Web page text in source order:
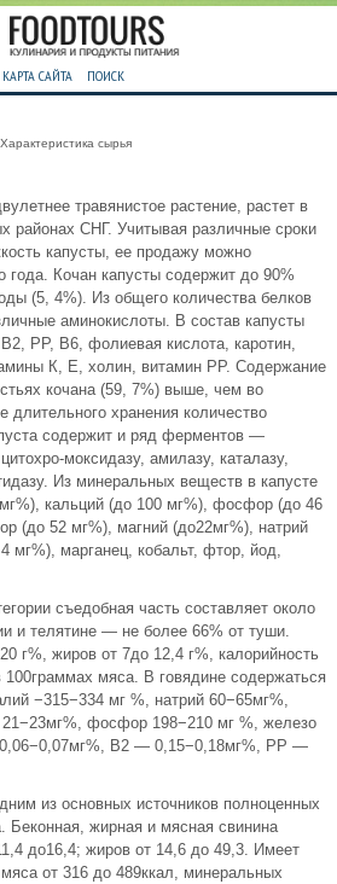
КАРТА САЙТА ПОИСК
сырья
травянистое растение, растет в
районах СНГ. Учитывая различные сроки
капусты, ее продажу можно
года. Кочан капусты содержит до 90%
(5, 4%). Из общего количества белков
аминокислоты. В состав капусты
РР, В6, фолиевая кислота, каротин,
К, Е, холин, витамин РР. Содержание
кочана (59, 7%) выше, чем во
длительного хранения количество
содержит и ряд ферментов —
моксидазу, амилазу, каталазу,
Из минеральных веществ в капусте
кальций (до 100 мг%), фосфор (до 46
(до 52 мг%), магний (до22мг%), натрий
мг%), марганец, кобальт, фтор, йод,
съедобная часть составляет около
и телятине — не более 66% от туши.
г%, жиров от 7до 12,4 г%, калорийность
100граммах мяса. В говядине содержаться
−315−334 мг %, натрий 60−65мг%,
21−23мг%, фосфор 198−210 мг %, железо
В2 — 0,15−0,18мг%, РР —
из основных источников полноценных
Беконная, жирная и мясная свинина
до16,4; жиров от 14,6 до 49,3. Имеет
от 316 до 489ккал, минеральных